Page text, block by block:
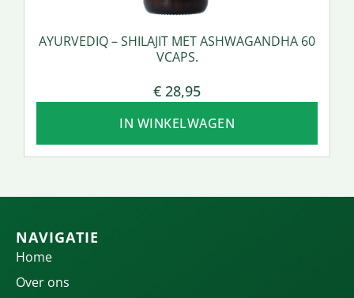
AYURVEDIQ – SHILAJIT MET ASHWAGANDHA 60
VCAPS.
€ 28,95
IN WINKELWAGEN
NAVIGATIE
Home
Over ons